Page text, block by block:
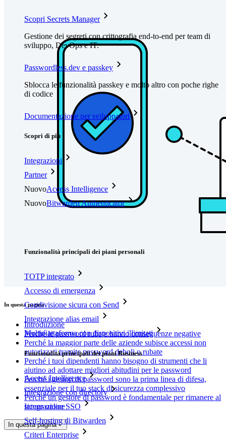
Scopri Secrets Manager
Gestione dei segreti con crittografia end-to-end per team di
sviluppo, DevOps e IT.
Passwordless.dev e passkey
Sblocca le funzionalità passkey e molto altro con poche righe
di codice
Documentazione per sviluppatori
Scopri di più
Integrazioni
Partner
NuovoAccess Intelligence
NuovoBitwarden Authenticator
Funzionalità principali dei piani personali
TOTP integrato
Accesso di emergenza
Condivisione sicura con Send
Integrazione alias email
Multipiattaforma con dispositivi illimitati
Funzionalità principali dei piani Business
Access Intelligence
Integrazione con directory
Integrazione SSO
Self-hosting di Bitwarden
Criteri Enterprise
In questa pagina
Introduzione
Perché le password rubate hanno conseguenze negative
Perché la maggior parte delle aziende subisce accessi non
autorizzati tramite password deboli o rubate
Perché i tuoi dipendenti hanno bisogno di strumenti che li
aiutino ad adottare migliori abitudini per le password
Perché i gestori di password sono la prima linea di difesa,
essenziale per il tuo stack di sicurezza complessivo
Perché un gestore di password è fondamentale per rimanere al
sicuro online
In questa pagina